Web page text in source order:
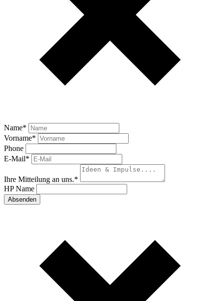
Name*
Vorname*
Phone
E-Mail*
Ihre Mitteilung an uns.*
HP Name
Absenden